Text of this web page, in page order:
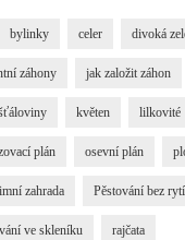
bylinky celer divoká
záhony jak založit záhon
květen lilkovité
plán osevní plán
zahrada Pěstování bez rytí
ve skleníku rajčata